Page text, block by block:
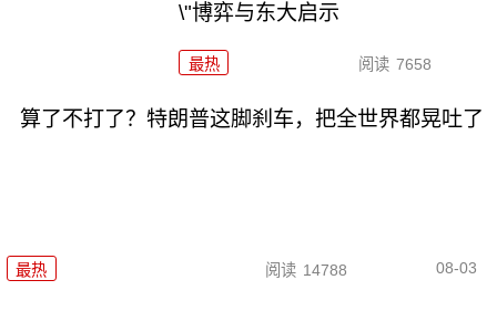
\"博弈与东大启示
最热 阅读 7658
算了不打了？特朗普这脚刹车，把全世界都晃吐了
最热 阅读 14788 08-03